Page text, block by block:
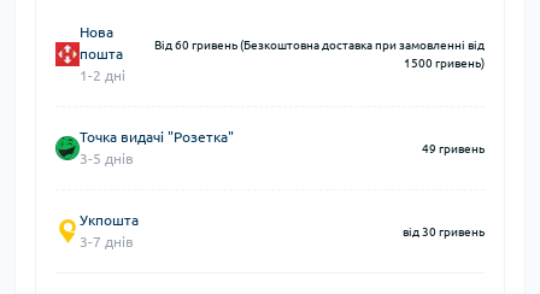
Нова
пошта
1-2 дні
Від 60 гривень (Безкоштовна доставка при замовленні від
1500 гривень)
Точка видачі "Розетка"
3-5 днів
49 гривень
Укпошта
3-7 днів
від 30 гривень